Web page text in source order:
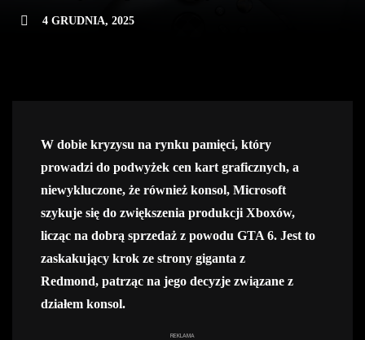
4 GRUDNIA, 2025
W dobie kryzysu na rynku pamięci, który
prowadzi do podwyżek cen kart graficznych, a
niewykluczone, że również konsol, Microsoft
szykuje się do zwiększenia produkcji Xboxów,
licząc na dobrą sprzedaż z powodu GTA 6. Jest to
zaskakujący krok ze strony giganta z
Redmond, patrząc na jego decyzje związane z
działem konsol.
REKLAMA